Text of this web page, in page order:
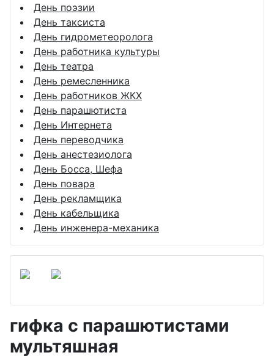
День поэзии
День таксиста
День гидрометеоролога
День работника культуры
День театра
День ремесленника
День работников ЖКХ
День парашютиста
День Интернета
День переводчика
День анестезиолога
День Босса, Шефа
День повара
День рекламщика
День кабельщика
День инженера-механика
гифка с парашютистами
мультяшная